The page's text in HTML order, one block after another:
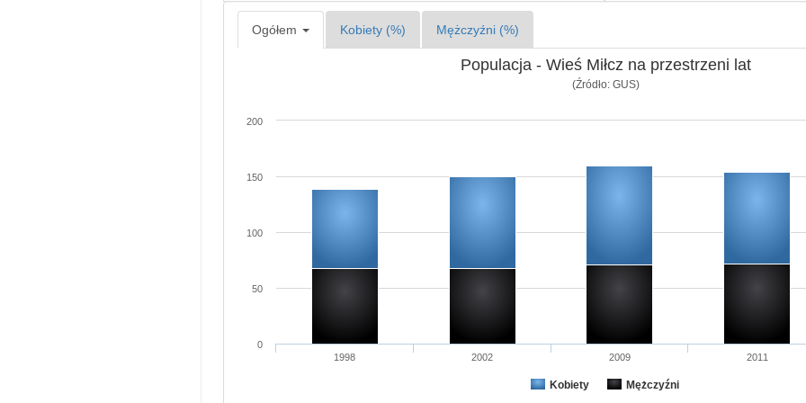
Ogółem Kobiety (%) Mężczyźni (%)
Populacja - Wieś Miłcz na przestrzeni lat
(Źródło: GUS)
Kobiety Mężczyźni
1998 2002 2009 2011
0
50
100
150
200